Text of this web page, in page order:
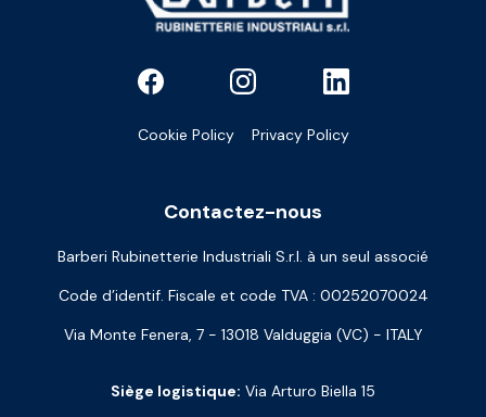
Cookie Policy Privacy Policy
Contactez-nous
Barberi Rubinetterie Industriali S.r.l. à un seul associé
Code d’identif. Fiscale et code TVA : 00252070024
Via Monte Fenera, 7 - 13018 Valduggia (VC) - ITALY
Siège logistique: Via Arturo Biella 15